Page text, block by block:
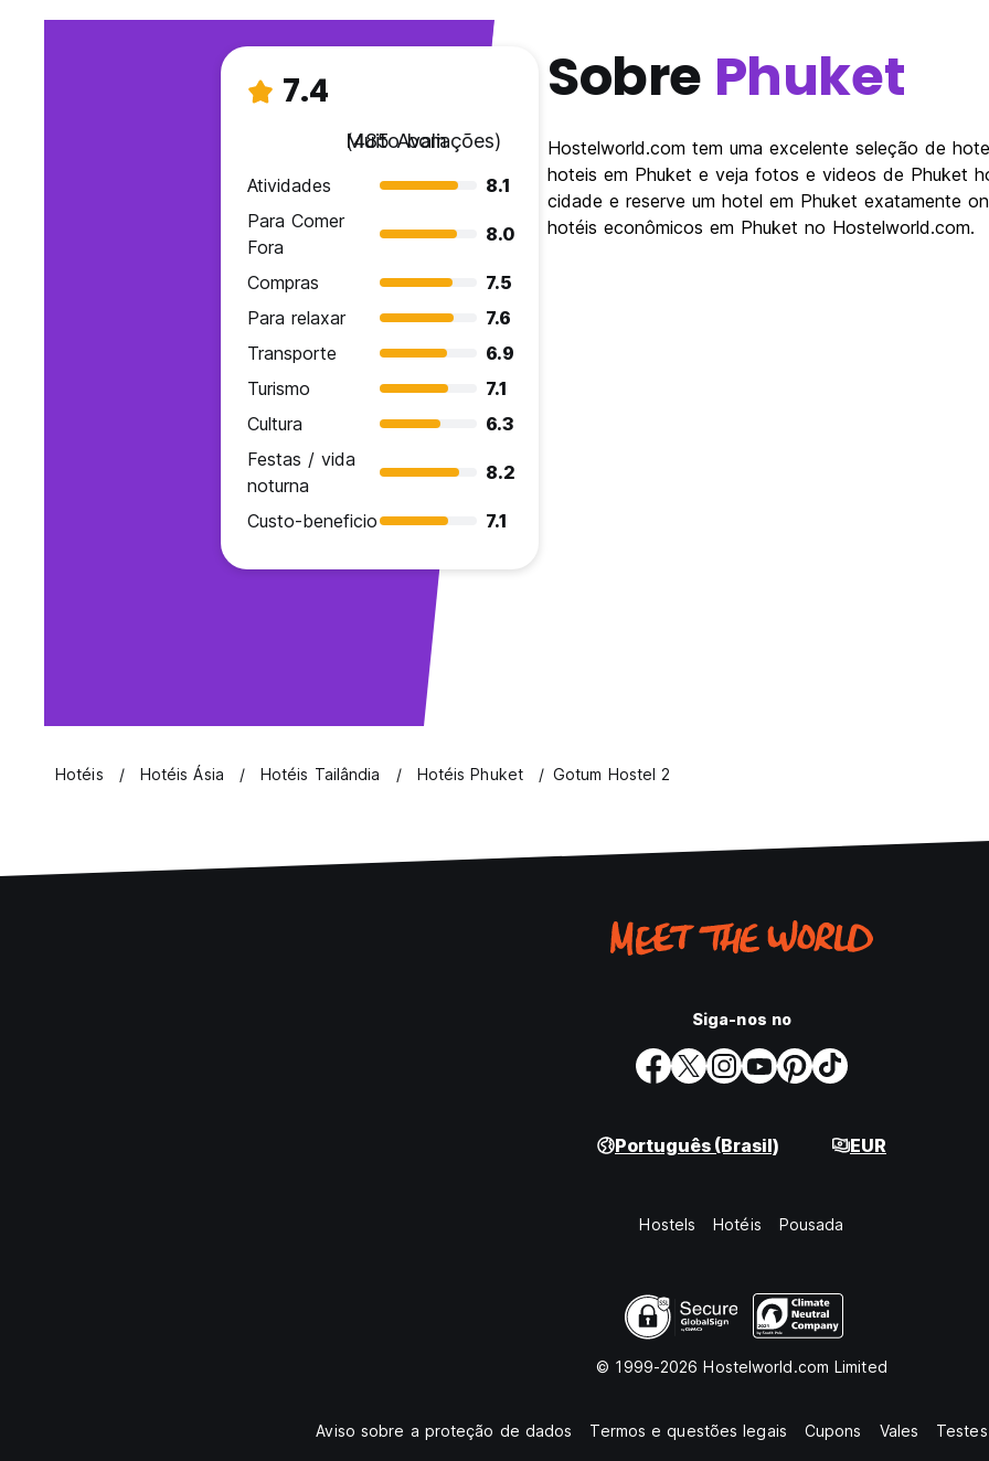
7.4
Muito bom
(485 Avaliações)
Atividades
8.1
Para Comer
Fora
8.0
Compras
7.5
Para relaxar
7.6
Transporte
6.9
Turismo
7.1
Cultura
6.3
Festas / vida
noturna
8.2
Custo-beneficio 7.1
Sobre Phuket
Hostelworld.com tem uma excelente seleção de
hoteis em Phuket e veja fotos e videos de Phuket
cidade e reserve um hotel em Phuket exatamente
hotéis econômicos em Phuket no Hostelworld.com.
Hotéis Hotéis Ásia Hotéis Tailândia Hotéis Phuket Gotum Hostel 2
Siga-nos no
Português (Brasil) EUR
Hostels Hotéis Pousada
© 1999-2026 Hostelworld.com Limited
Aviso sobre a proteção de dados Termos e questões legais Cupons Vales